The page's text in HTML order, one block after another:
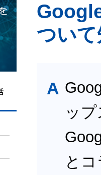
つい
A
ッ
と